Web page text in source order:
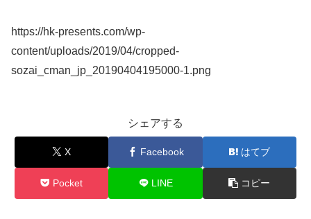
https://hk-presents.com/wp-
content/uploads/2019/04/cropped-
sozai_cman_jp_20190404195000-1.png
シェアする
X Facebook はてブ
Pocket LINE コピー